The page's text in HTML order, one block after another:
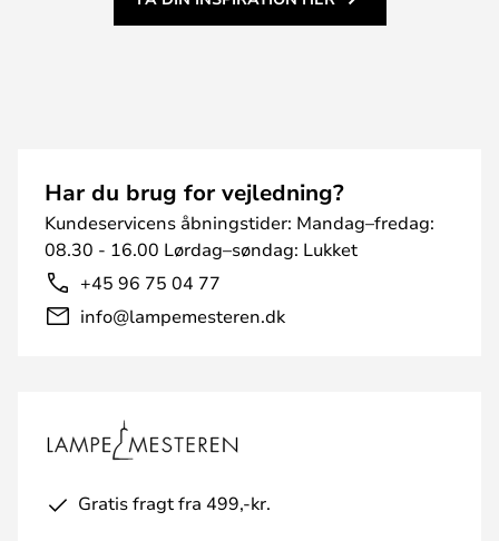
Har du brug for vejledning?
Kundeservicens åbningstider: Mandag–fredag:
08.30 - 16.00 Lørdag–søndag: Lukket
+45 96 75 04 77
info@lampemesteren.dk
Gratis fragt fra 499,-kr.